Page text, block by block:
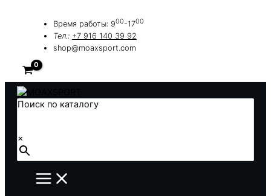
содержимому
Время работы: 900-1700
Тел.: +7 916 140 39 92
shop@moaxsport.com
Поиск по каталогу
×